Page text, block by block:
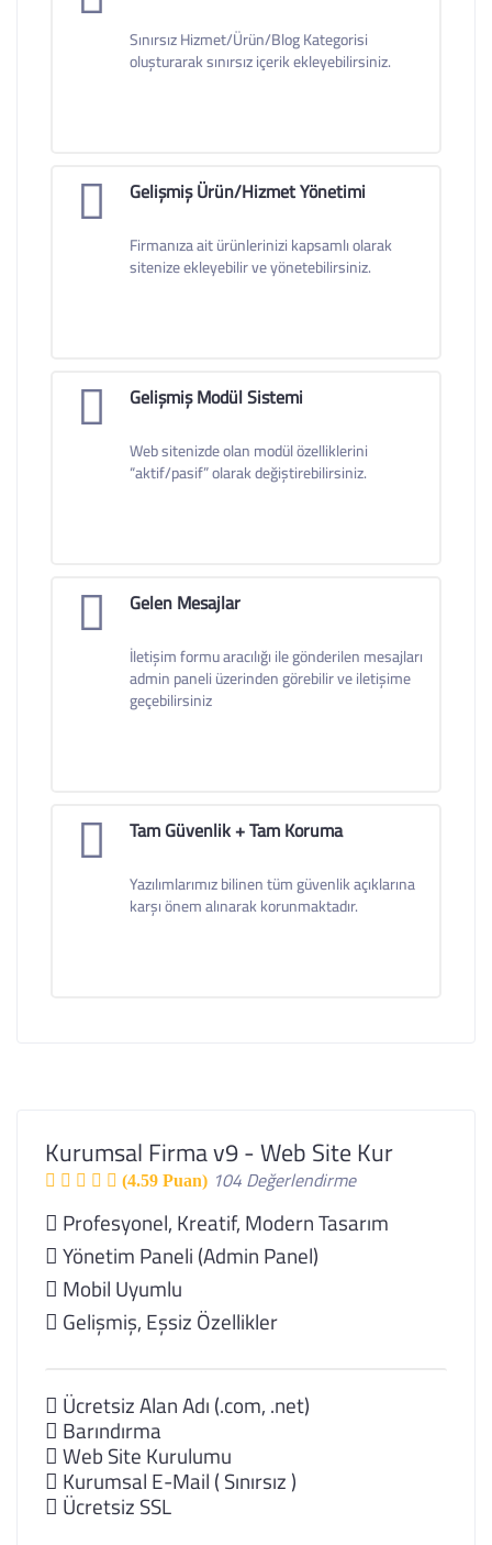
Sınırsız Hizmet/Ürün/Blog Kategorisi
oluşturarak sınırsız içerik ekleyebilirsiniz.
Gelişmiş Ürün/Hizmet Yönetimi
Firmanıza ait ürünlerinizi kapsamlı olarak
sitenize ekleyebilir ve yönetebilirsiniz.
Gelişmiş Modül Sistemi
Web sitenizde olan modül özelliklerini
“aktif/pasif” olarak değiştirebilirsiniz.
Gelen Mesajlar
İletişim formu aracılığı ile gönderilen mesajları
admin paneli üzerinden görebilir ve iletişime
geçebilirsiniz
Tam Güvenlik + Tam Koruma
Yazılımlarımız bilinen tüm güvenlik açıklarına
karşı önem alınarak korunmaktadır.
Kurumsal Firma v9 - Web Site Kur
(4.59 Puan) 104 Değerlendirme
Profesyonel, Kreatif, Modern Tasarım
Yönetim Paneli (Admin Panel)
Mobil Uyumlu
Gelişmiş, Eşsiz Özellikler
Ücretsiz Alan Adı (.com, .net)
Barındırma
Web Site Kurulumu
Kurumsal E-Mail ( Sınırsız )
Ücretsiz SSL